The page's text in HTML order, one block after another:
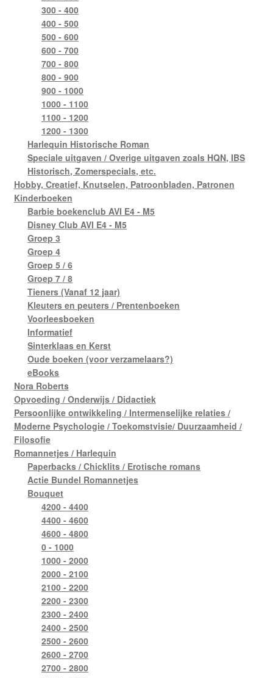
300 - 400
400 - 500
500 - 600
600 - 700
700 - 800
800 - 900
900 - 1000
1000 - 1100
1100 - 1200
1200 - 1300
Harlequin Historische Roman
Speciale uitgaven / Overige uitgaven zoals HQN, IBS
Historisch, Zomerspecials, etc.
Hobby, Creatief, Knutselen, Patroonbladen, Patronen
Kinderboeken
Barbie boekenclub AVI E4 - M5
Disney Club AVI E4 - M5
Groep 3
Groep 4
Groep 5 / 6
Groep 7 / 8
Tieners (Vanaf 12 jaar)
Kleuters en peuters / Prentenboeken
Voorleesboeken
Informatief
Sinterklaas en Kerst
Oude boeken (voor verzamelaars?)
eBooks
Nora Roberts
Opvoeding / Onderwijs / Didactiek
Persoonlijke ontwikkeling / Intermenselijke relaties /
Moderne Psychologie / Toekomstvisie/ Duurzaamheid /
Filosofie
Romannetjes / Harlequin
Paperbacks / Chicklits / Erotische romans
Actie Bundel Romannetjes
Bouquet
4200 - 4400
4400 - 4600
4600 - 4800
0 - 1000
1000 - 2000
2000 - 2100
2100 - 2200
2200 - 2300
2300 - 2400
2400 - 2500
2500 - 2600
2600 - 2700
2700 - 2800